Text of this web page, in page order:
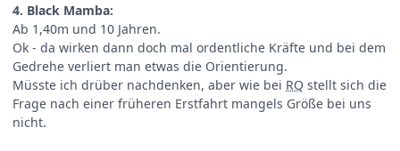
4. Black Mamba:
Ab 1,40m und 10 Jahren.
Ok - da wirken dann doch mal ordentliche Kräfte und bei dem
Gedrehe verliert man etwas die Orientierung.
Müsste ich drüber nachdenken, aber wie bei RQ stellt sich die
Frage nach einer früheren Erstfahrt mangels Größe bei uns
nicht.